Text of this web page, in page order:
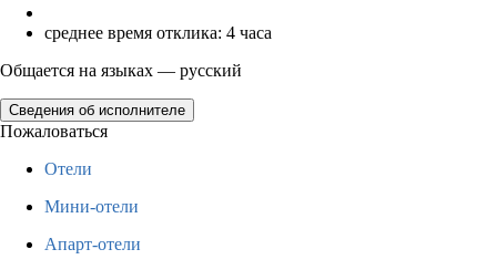
среднее время отклика: 4 часа
Общается на языках — русский
Сведения об исполнителе
Пожаловаться
Отели
Мини-отели
Апарт-отели